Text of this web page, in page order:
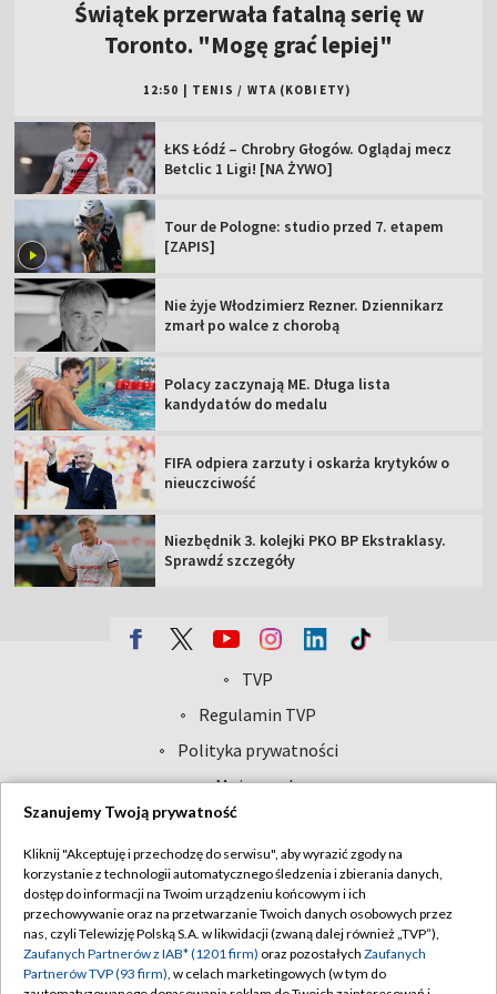
Tour de Pologne: studio przed 7. etapem
[ZAPIS]
Nie żyje Włodzimierz Rezner. Dziennikarz
Polacy zaczynają ME. Długa lista
FIFA odpiera zarzuty i oskarża krytyków o
Niezbędnik 3. kolejki PKO BP Ekstraklasy.
TVP
Sklep TVP
Telegazeta ogłoszenia
Emisja w TVP
Rada Programowa
Ogłoszenia przetargowe
Centrum informacji TVP
System NOS
Zgłoś program (ROPAT)
Kariera w TVP
Polityka prywatności
Kontakt
Kanały
©2026 Telewizja Polska Spółka Akcyjna w likwidacji
Szanujemy Twoją prywatność
Kliknij "Akceptuję i przechodzę do serwisu", aby wyrazić zgody na
korzystanie z technologii automatycznego śledzenia i zbierania danych,
dostęp do informacji na Twoim urządzeniu końcowym i ich
przechowywanie oraz na przetwarzanie Twoich danych osobowych przez
nas, czyli Telewizję Polską S.A. w likwidacji (zwaną dalej również „TVP”),
Zaufanych Partnerów z IAB* (1201 firm) oraz pozostałych Zaufanych
Partnerów TVP (93 firm), w celach marketingowych (w tym do